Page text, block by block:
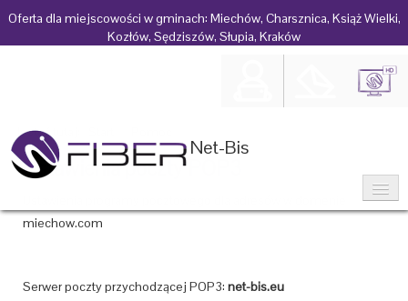
Oferta dla miejscowości w gminach: Miechów, Charsznica, Książ Wielki,
Kozłów, Sędziszów, Słupia, Kraków
Net-Bis
FIBER w Twoim domu
Jesteś tutaj:
Ustawienia poczty POP3
miechow.com
Serwer poczty przychodzącej POP3: net-bis.eu